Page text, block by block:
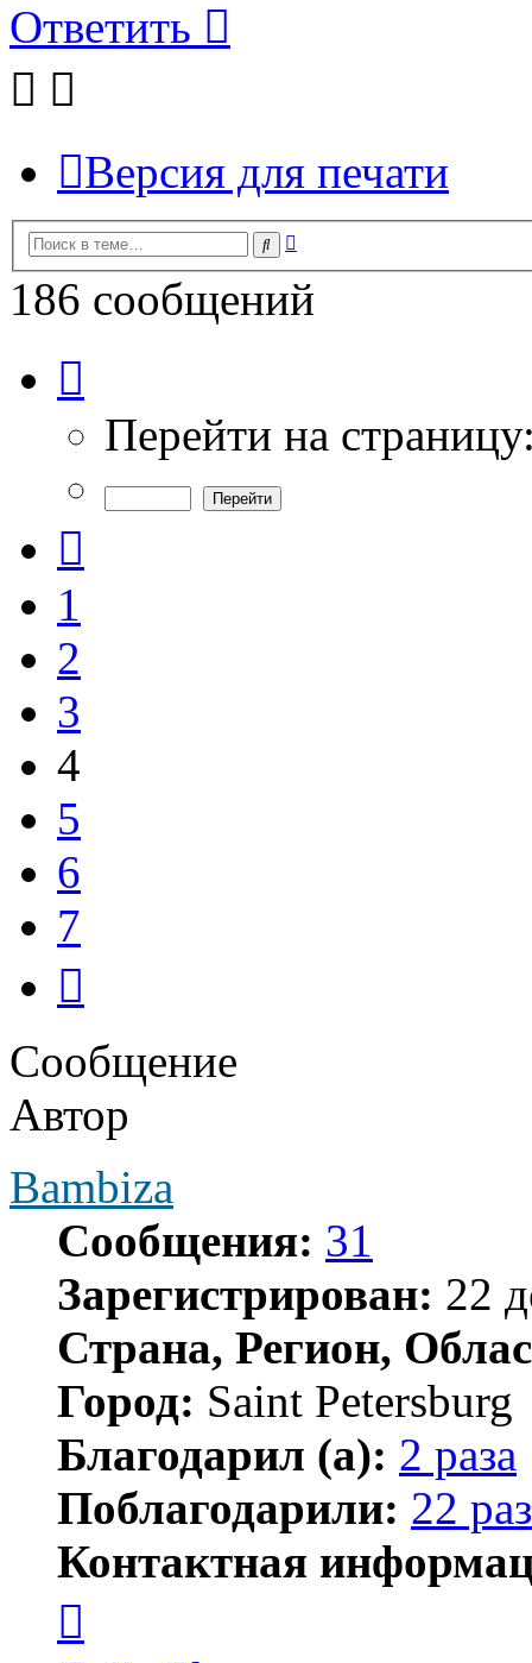
Ответить
Версия для печати
Поиск
186 сообщений
из
Перейти на
1
2
3
4
5
6
7
Сообщение
Автор
Bambiza
Сообщения: 31
Зарегистрирован: 22
Страна, Регион,
Город: Saint Petersburg
Благодарил (а): 2 раза
Поблагодарили: 22
Контактная
пользователя